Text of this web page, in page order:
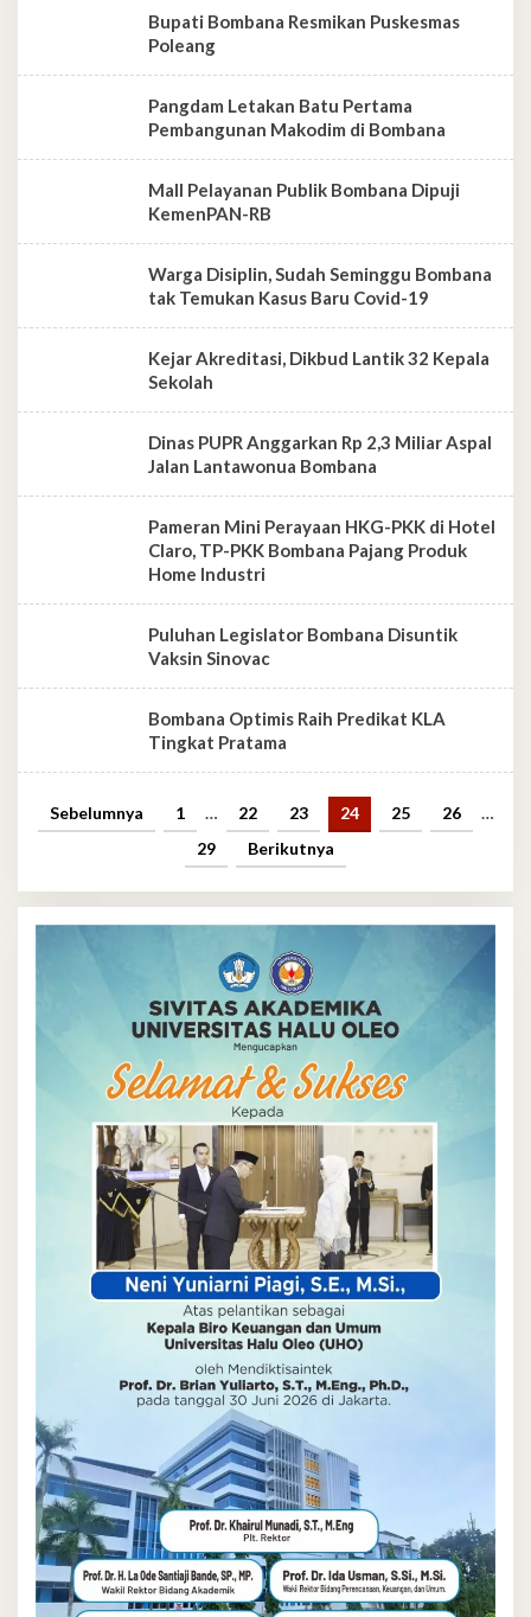
Bupati Bombana Resmikan Puskesmas
Poleang
Pangdam Letakan Batu Pertama
Pembangunan Makodim di Bombana
Mall Pelayanan Publik Bombana Dipuji
KemenPAN-RB
Warga Disiplin, Sudah Seminggu Bombana
tak Temukan Kasus Baru Covid-19
Kejar Akreditasi, Dikbud Lantik 32 Kepala
Sekolah
Dinas PUPR Anggarkan Rp 2,3 Miliar Aspal
Jalan Lantawonua Bombana
Pameran Mini Perayaan HKG-PKK di Hotel
Claro, TP-PKK Bombana Pajang Produk
Home Industri
Puluhan Legislator Bombana Disuntik
Vaksin Sinovac
Bombana Optimis Raih Predikat KLA
Tingkat Pratama
Sebelumnya 1 … 22 23 24 25 26
…
29
Berikutnya